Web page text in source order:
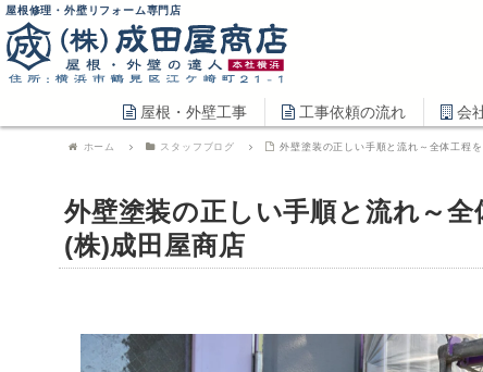
屋根修理・外壁リフォーム専門店
屋根・外壁工事 工事依頼の流れ 会
ホーム スタッフブログ 外壁塗装の正しい手順と流れ～全体工程
外壁塗装の正しい手順と流れ～
(株)成田屋商店